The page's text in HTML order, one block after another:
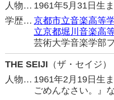
人物… 1961年5月31日生
学歴… 京都市立音楽高等
立京都堀川音楽高
芸術大学音楽学部
THE SEIJI （ザ・セイジ）
人物… 1961年2月19日生
ごめんなさい。』